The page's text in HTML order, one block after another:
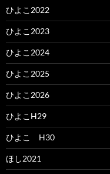
ひよこ2022
ひよこ2023
ひよこ2024
ひよこ2025
ひよこ2026
ひよこH29
ひよこ H30
ほし2021